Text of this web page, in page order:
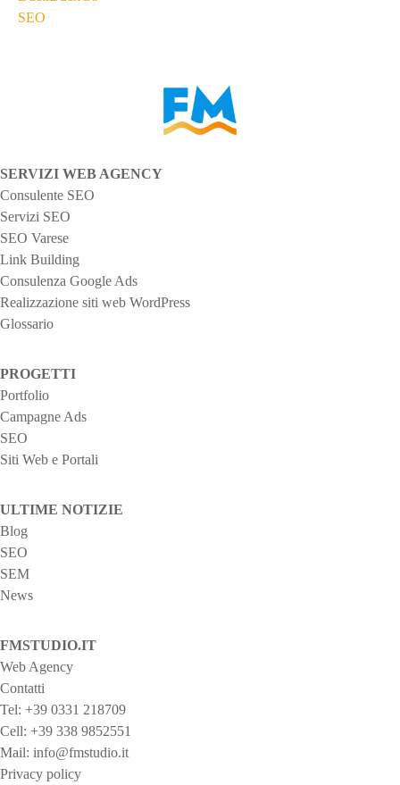
a
z
i
o
n
e
a
r
i
c
o
i
SEO
SERVIZI WEB AGENCY
Consulente SEO
Servizi SEO
SEO Varese
Link Building
Consulenza Google Ads
Realizzazione siti web WordPress
Glossario
PROGETTI
Portfolio
Campagne Ads
SEO
Siti Web e Portali
ULTIME NOTIZIE
Blog
SEO
SEM
News
FMSTUDIO.IT
Web Agency
Contatti
Tel: +39 0331 218709
Cell: +39 338 9852551
Mail: info@fmstudio.it
Privacy policy